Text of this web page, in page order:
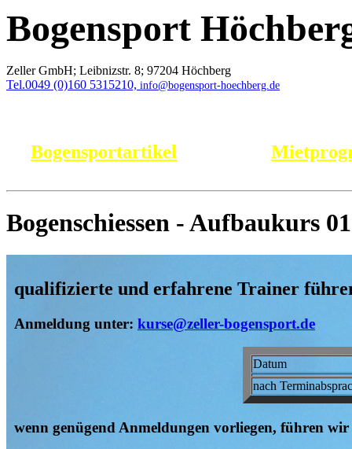
Bogensport
Zeller GmbH; Leibnizstr. 8; 97204 Höchberg
Tel.0049 (0)160 5315210, info@bogensport-hoechberg.de
Bogensportartikel
Bogenschiessen - Aufbaukurs 01
qualifizierte und erfahrene Trainer
Anmeldung unter: kurse@zeller-bogensport.de
Datum
nach
wenn genügend Anmeldungen vorliegen, führen